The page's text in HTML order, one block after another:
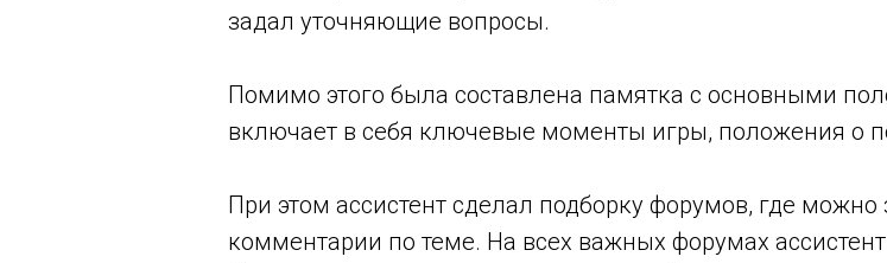
задал уточняющие вопросы.
Помимо этого была составлена памятка с основными
включает в себя ключевые моменты игры, положения о
При этом ассистент сделал подборку форумов, где можно
комментарии по теме. На всех важных форумах